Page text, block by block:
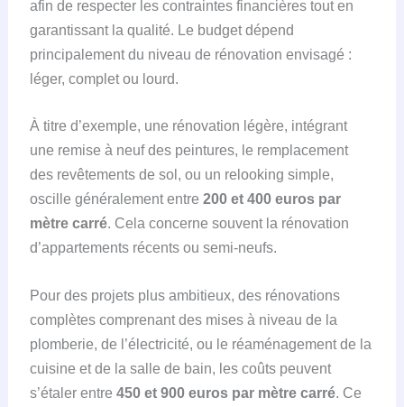
afin de respecter les contraintes financières tout en
garantissant la qualité. Le budget dépend
principalement du niveau de rénovation envisagé :
léger, complet ou lourd.
À titre d’exemple, une rénovation légère, intégrant
une remise à neuf des peintures, le remplacement
des revêtements de sol, ou un relooking simple,
oscille généralement entre 200 et 400 euros par
mètre carré. Cela concerne souvent la rénovation
d’appartements récents ou semi-neufs.
Pour des projets plus ambitieux, des rénovations
complètes comprenant des mises à niveau de la
plomberie, de l’électricité, ou le réaménagement de la
cuisine et de la salle de bain, les coûts peuvent
s’étaler entre 450 et 900 euros par mètre carré. Ce